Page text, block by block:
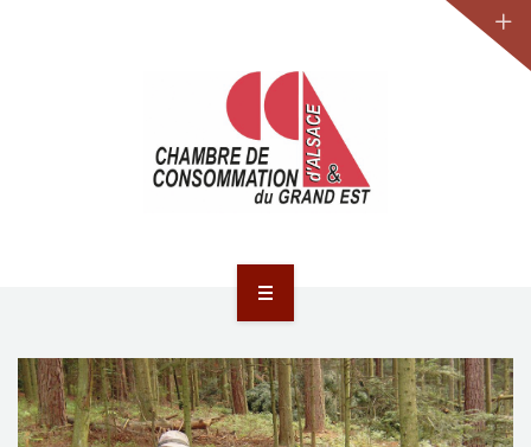
ACTUALITÉS
JURIDIQUE